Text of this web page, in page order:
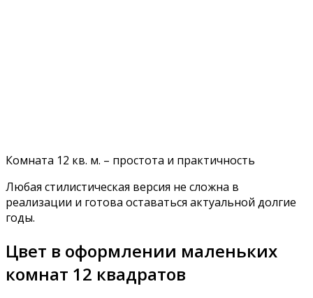
Комната 12 кв. м. – простота и практичность
Любая стилистическая версия не сложна в
реализации и готова оставаться актуальной долгие
годы.
Цвет в оформлении маленьких
комнат 12 квадратов